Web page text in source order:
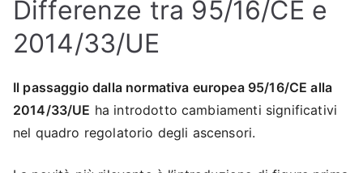
Differenze tra 95/16/CE e
2014/33/UE
Il passaggio dalla normativa europea 95/16/CE alla
2014/33/UE ha introdotto cambiamenti significativi
nel quadro regolatorio degli ascensori.